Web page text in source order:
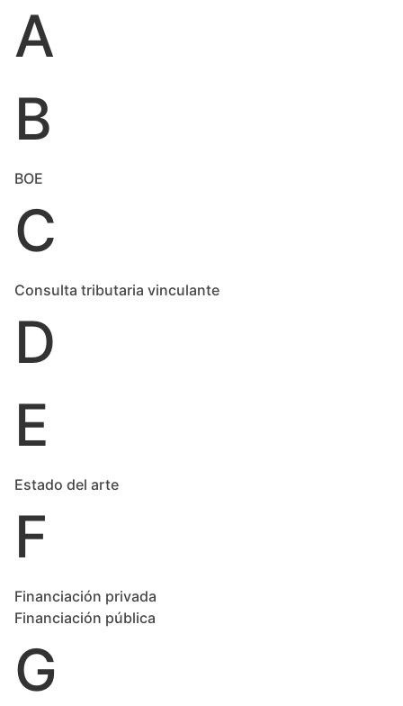
A
B
BOE
C
Consulta tributaria vinculante
D
E
Estado del arte
F
Financiación privada
Financiación pública
G